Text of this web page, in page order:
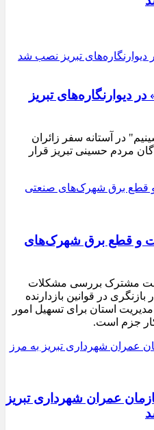
دیوارنگاره‌های تبریز
در آستانه سفر زائران
مردم حسینی تبریز قرار
و قطع برق شهرک‌های
مشترک بررسی مشکلات
در قوانین بازدارنده
استان برای تسهیل امور
جزم است.
عمران شهرداری تبریز